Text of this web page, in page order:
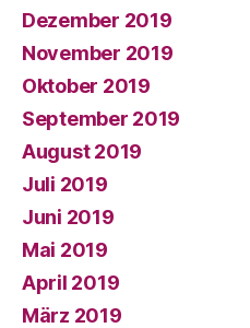
Dezember 2019
November 2019
Oktober 2019
September 2019
August 2019
Juli 2019
Juni 2019
Mai 2019
April 2019
März 2019